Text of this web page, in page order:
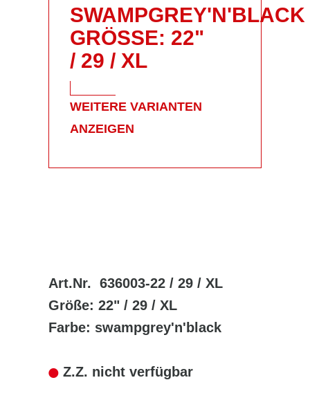
SWAMPGREY'N'BLACK
GRÖSSE: 22" /
29 / XL
WEITERE VARIANTEN
ANZEIGEN
Art.Nr. 636003-22 / 29 / XL
Größe: 22" / 29 / XL
Farbe: swampgrey'n'black
Z.Z. nicht verfügbar